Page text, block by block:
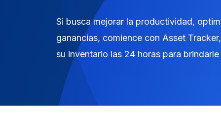
Si busca mejorar la productividad,
ganancias, comience con Asset
su inventario las 24 horas para